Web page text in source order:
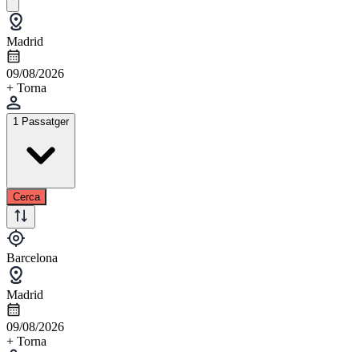
Madrid
09/08/2026
+ Torna
1 Passatger
Cerca
Barcelona
Madrid
09/08/2026
+ Torna